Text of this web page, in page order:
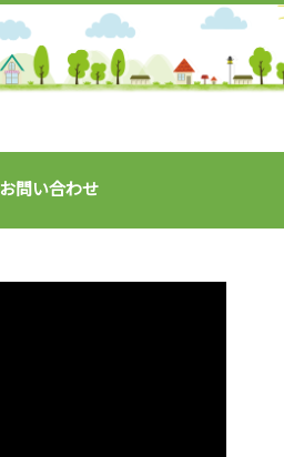
お問い合わせ